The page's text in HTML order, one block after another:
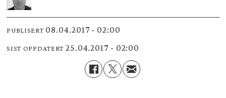
PUBLISERT 08.04.2017 - 02:00
SIST OPPDATERT 25.04.2017 - 02:00